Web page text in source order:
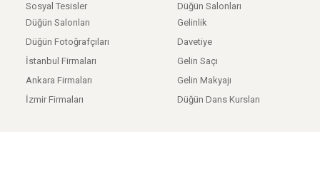
Sosyal Tesisler
Düğün Salonları
Düğün Salonları
Düğün Fotoğrafçıları
İstanbul Firmaları
Ankara Firmaları
İzmir Firmaları
Gelinlik
Davetiye
Gelin Saçı
Gelin Makyajı
Düğün Dans Kursları